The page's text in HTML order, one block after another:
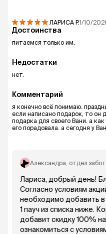
ЛАРИСА Р.1/10/
Достоинства
питаемся только им.
Недостатки
нет.
Комментарий
я конечно всё понимаю.
если написано подарок, то он
подарка для своего Вани. а
его порадовала. а сегодня у
Александра , отдел
Лариса, добрый день!
Согласно условиям
необходимо добавить в
1 пауч из списка ниже.
добавит скидку 100%
ознакомиться с